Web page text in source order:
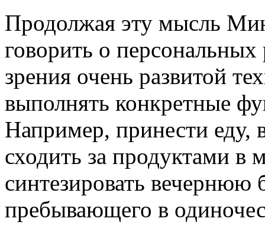
Продолжая эту мысль
говорить о
зрения очень развитой
выполнять конкретные
Например, принести еду,
сходить за продуктами в
синтезировать вечернюю
пребывающего в